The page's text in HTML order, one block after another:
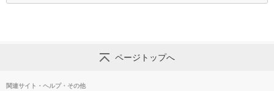
ページトップへ
関連サイト・ヘルプ・その他